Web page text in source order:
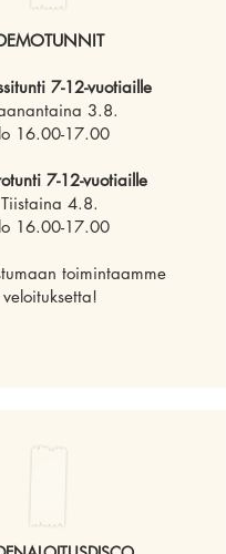
7-12-vuotiaille
3.8.
16.00-17.00
7-12-vuotiaille
Tiistaina 4.8.
16.00-17.00
toimintaamme
veloituksetta!